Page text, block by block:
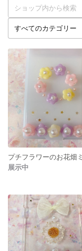
プチフラワーのお花畑
展示中